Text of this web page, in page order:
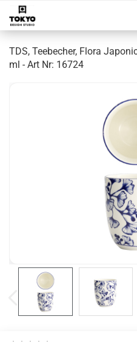
TDS, Teebecher, Flora
ml - Art Nr: 16724